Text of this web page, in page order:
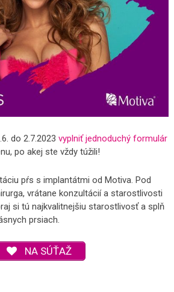
do 2.7.2023 vyplniť jednoduchý formulár
po akej ste vždy túžili!
pŕs s implantátmi od Motiva. Pod
vrátane konzultácií a starostlivosti
si tú najkvalitnejšiu starostlivosť a splň
prsiach.
NA SÚŤAŽ